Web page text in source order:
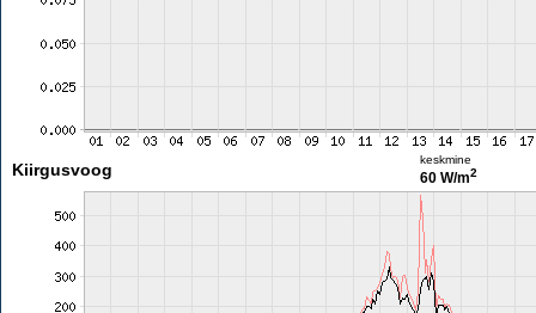
Kiirgusvoog
keskmine
60 W/m2